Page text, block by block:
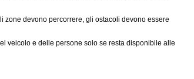
devono percorrere, gli ostacoli devono essere
veicolo e delle persone solo se resta disponibile alle